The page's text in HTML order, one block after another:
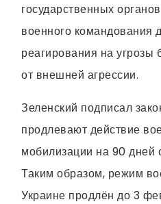
государственных
военного командования
реагирования на угрозы
от внешней агрессии.
Зеленский подписал
продлевают действие
мобилизации на 90 дней
Таким образом, режим
Украине продлён до 3